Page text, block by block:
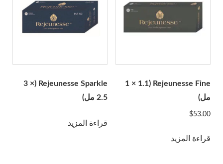
Rejeunesse Fine (1 × 1.1
مل)
$53.00
قراءة المزيد
Rejeunesse Sparkle (3 ×
2.5 مل)
قراءة المزيد
هيستولاب
Acnex Science
Aqua Science
Derma Science
Hyafilia
Hyaron
Jalupro
Juvederm